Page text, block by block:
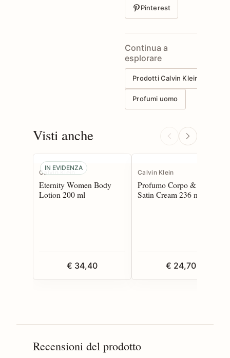
Pinterest
Continua a
esplorare
Prodotti Calvin Klein
Profumi uomo
Visti anche
IN EVIDENZA
Calvin Klein
Eternity Women Body
Lotion 200 ml
€ 34,40
Calvin Klein
Profumo Corpo & Capelli
Satin Cream 236 ml
€ 24,70
Recensioni del prodotto